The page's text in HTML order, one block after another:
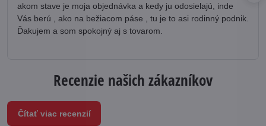
akom stave je moja objednávka a kedy ju odosielajú, inde
Vás berú , ako na bežiacom páse , tu je to asi rodinný podnik.
Ďakujem a som spokojný aj s tovarom.
Recenzie našich zákazníkov
Čítať viac recenzií